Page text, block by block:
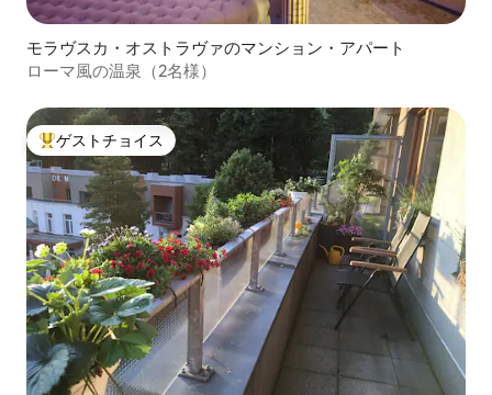
モラヴスカ・オストラヴァのマンション・アパート
ローマ風の温泉（2名様）
大好評のゲストチョイスです。
ゲストチョイス